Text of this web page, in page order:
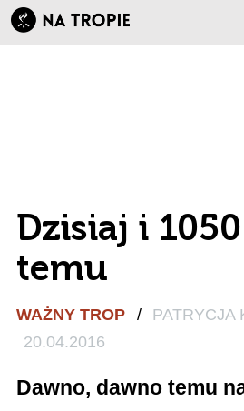
Dzisiaj i
temu
WAŻNY TROP / PATRYCJA
20.04.2016
Dawno, dawno temu